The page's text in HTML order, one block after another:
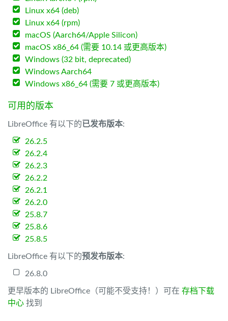
Linux x64 (deb)
Linux x64 (rpm)
macOS (Aarch64/Apple Silicon)
macOS x86_64 (需要 10.14 或更高版本)
Windows (32 bit, deprecated)
Windows Aarch64
Windows x86_64 (需要 7 或更高版本)
可用的版本
LibreOffice 有以下的已发布版本:
26.2.5
26.2.4
26.2.3
26.2.2
26.2.1
26.2.0
25.8.7
25.8.6
25.8.5
LibreOffice 有以下的预发布版本:
26.8.0
更早版本的 LibreOffice（可能不受支持！）可在 存档下载
中心 找到